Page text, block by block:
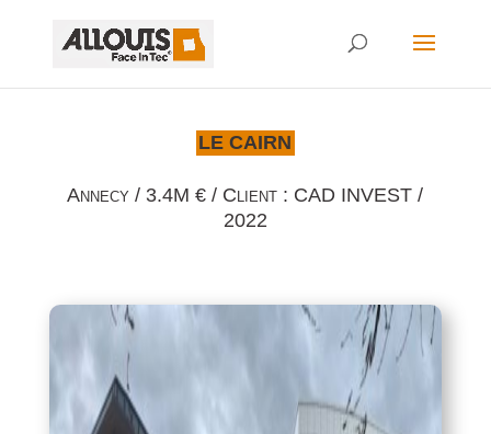
LE CAIRN
Annecy / 3.4M € / Client : CAD INVEST /
2022